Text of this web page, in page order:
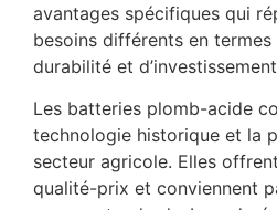
avantages spécifiques qui
besoins différents en
durabilité et
Les batteries plomb-acide
technologie historique et la
secteur agricole. Elles
qualité-prix et conviennent